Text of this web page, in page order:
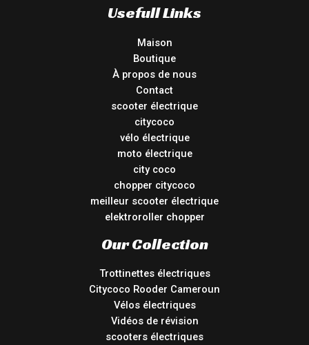
Usefull Links
Maison
Boutique
À propos de nous
Contact
scooter électrique
citycoco
vélo électrique
moto électrique
city coco
chopper citycoco
meilleur scooter électrique
elektroroller chopper
Our Collection
Trottinettes électriques
Citycoco Rooder Cameroun
Vélos électriques
Vidéos de révision
scooters électriques